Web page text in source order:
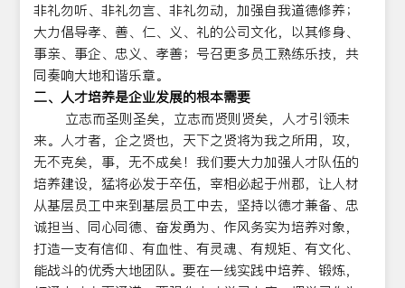
非礼勿听、非礼勿言、非礼勿动，加强自我道德修养；
大力倡导孝、善、仁、义、礼的公司文化，以其修身、
事亲、事企、忠义、孝善；号召更多员工熟练乐技，共
同奏响大地和谐乐章。
二、人才培养是企业发展的根本需要
立志而圣则圣矣，立志而贤则贤矣，人才引领未
来。人才者，企之贤也，天下之贤将为我之所用，攻，
无不克矣，事，无不成矣！我们要大力加强人才队伍的
培养建设，猛将必发于卒伍，宰相必起于州郡，让人材
从基层员工中来到基层员工中去，坚持以德才兼备、忠
诚担当、同心同德、奋发勇为、作风务实为培养对象，
打造一支有信仰、有血性、有灵魂、有规矩、有文化、
能战斗的优秀大地团队。要在一线实践中培养、锻炼，